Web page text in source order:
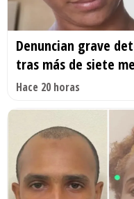
Denuncian grave
tras más de siete
Hace 20 horas